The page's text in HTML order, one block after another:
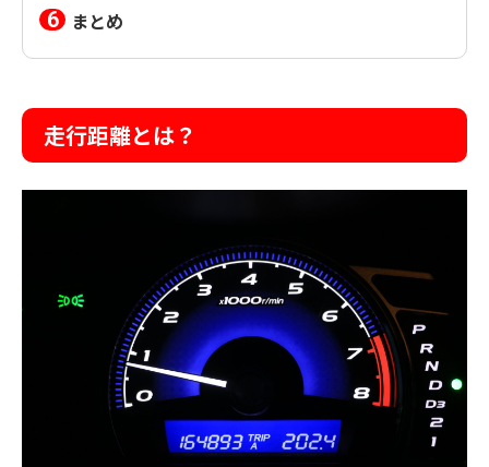
まとめ
走行距離とは？